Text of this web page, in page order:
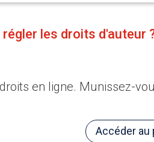
les droits d'auteur
en ligne. Munissez-
Accéder au